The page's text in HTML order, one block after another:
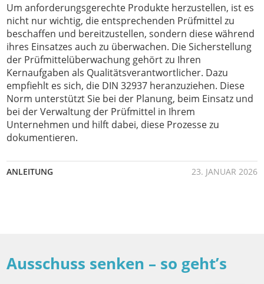
Um anforderungsgerechte Produkte herzustellen, ist es
nicht nur wichtig, die entsprechenden Prüfmittel zu
beschaffen und bereitzustellen, sondern diese während
ihres Einsatzes auch zu überwachen. Die Sicherstellung
der Prüfmittelüberwachung gehört zu Ihren
Kernaufgaben als Qualitätsverantwortlicher. Dazu
empfiehlt es sich, die DIN 32937 heranzuziehen. Diese
Norm unterstützt Sie bei der Planung, beim Einsatz und
bei der Verwaltung der Prüfmittel in Ihrem
Unternehmen und hilft dabei, diese Prozesse zu
dokumentieren.
ANLEITUNG 23. JANUAR 2026
Ausschuss senken – so geht’s